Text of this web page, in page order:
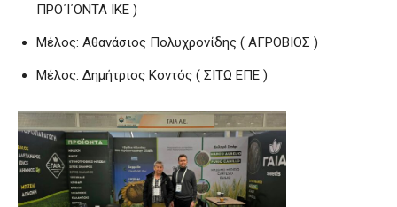
ΠΡΟ΄Ι΄ΟΝΤΑ ΙΚΕ )
Μέλος: Αθανάσιος Πολυχρονίδης ( ΑΓΡΟΒΙΟΣ )
Μέλος: Δημήτριος Κοντός ( ΣΙΤΩ ΕΠΕ )